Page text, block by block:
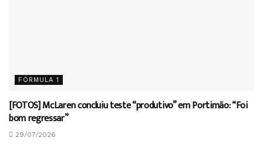
FÓRMULA 1
[FOTOS] McLaren concluiu teste “produtivo” em Portimão: “Foi
bom regressar”
29/07/2026